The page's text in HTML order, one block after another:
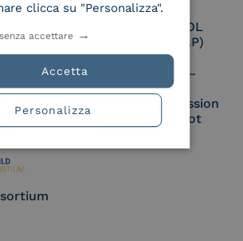
List
Certified PEPPOL
Access Point (AP)
European Commission
Large Scale Pilot
clicca su "Personalizza".
Accetta
accettare
Personalizza